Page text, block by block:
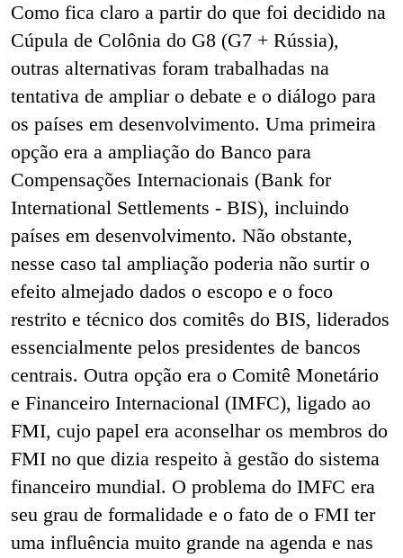
Como fica claro a partir do que foi decidido na
Cúpula de Colônia do G8 (G7 + Rússia),
outras alternativas foram trabalhadas na
tentativa de ampliar o debate e o diálogo para
os países em desenvolvimento. Uma primeira
opção era a ampliação do Banco para
Compensações Internacionais (Bank for
International Settlements - BIS), incluindo
países em desenvolvimento. Não obstante,
nesse caso tal ampliação poderia não surtir o
efeito almejado dados o escopo e o foco
restrito e técnico dos comitês do BIS, liderados
essencialmente pelos presidentes de bancos
centrais. Outra opção era o Comitê Monetário
e Financeiro Internacional (IMFC), ligado ao
FMI, cujo papel era aconselhar os membros do
FMI no que dizia respeito à gestão do sistema
financeiro mundial. O problema do IMFC era
seu grau de formalidade e o fato de o FMI ter
uma influência muito grande na agenda e nas